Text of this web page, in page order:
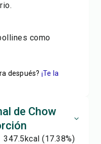
como
después? ¡Te la
de Chow
347.5kcal (17.38%)